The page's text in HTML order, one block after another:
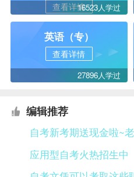
查看详情16523人学过
英语（专）
查看详情
27896人学过
编辑推荐
自考新考期送现金啦~
应用型自考火热招生中